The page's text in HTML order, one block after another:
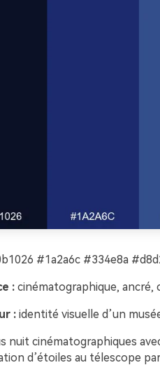
#1a2a6c #334e8a
:cinématographique, ancré,
:identité visuelle d’un
nuit cinématographiques
d’étoiles au télescope